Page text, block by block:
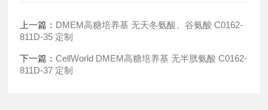
上一篇： DMEM高糖培养基 无天冬氨酸、谷氨酸 C0162-
811D-35 定制
下一篇：CellWorld DMEM高糖培养基 无半胱氨酸 C0162-
811D-37 定制